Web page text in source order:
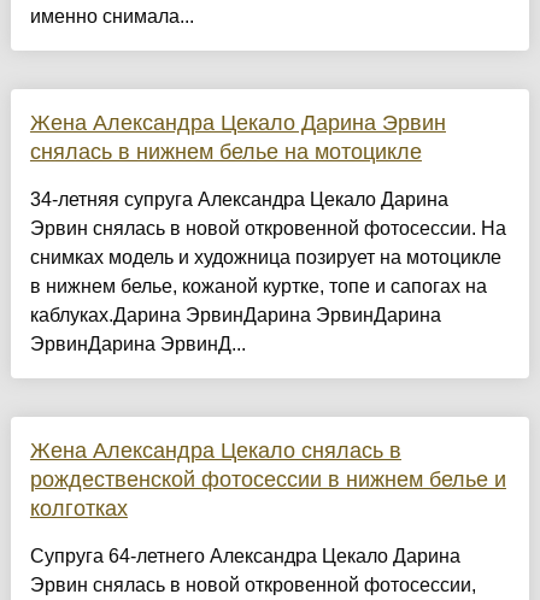
именно снимала...
Жена Александра Цекало Дарина Эрвин
снялась в нижнем белье на мотоцикле
34-летняя супруга Александра Цекало Дарина
Эрвин снялась в новой откровенной фотосессии. На
снимках модель и художница позирует на мотоцикле
в нижнем белье, кожаной куртке, топе и сапогах на
каблуках.Дарина ЭрвинДарина ЭрвинДарина
ЭрвинДарина ЭрвинД...
Жена Александра Цекало снялась в
рождественской фотосессии в нижнем белье и
колготках
Супруга 64-летнего Александра Цекало Дарина
Эрвин снялась в новой откровенной фотосессии,